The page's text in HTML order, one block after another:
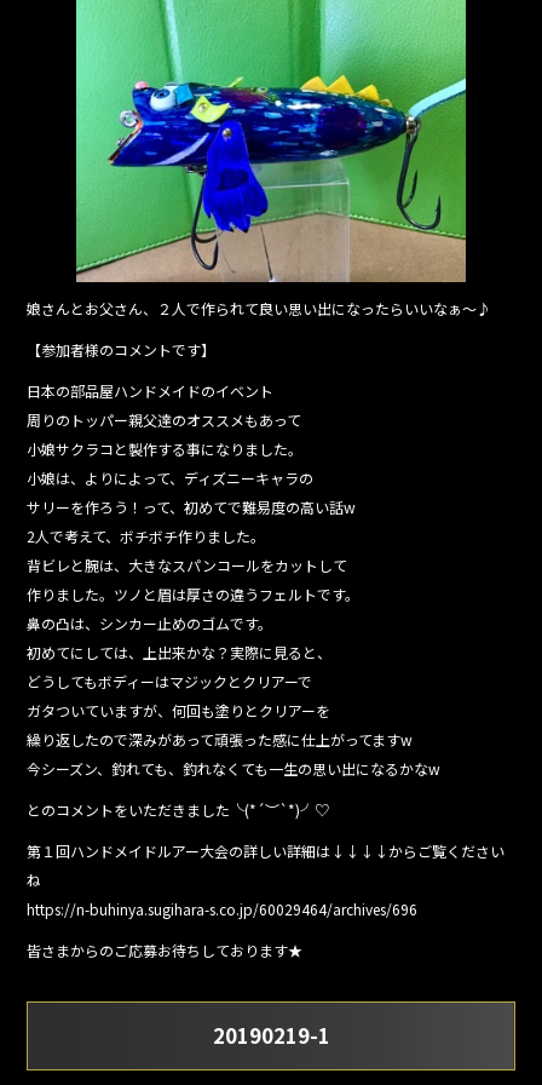
娘さんとお父さん、２人で作られて良い思い出になったらいいなぁ〜♪
【参加者様のコメントです】
日本の部品屋ハンドメイドのイベント
周りのトッパー親父達のオススメもあって
小娘サクラコと製作する事になりました。
小娘は、よりによって、ディズニーキャラの
サリーを作ろう！って、初めてで難易度の高い話w
2人で考えて、ボチボチ作りました。
背ビレと腕は、大きなスパンコールをカットして
作りました。ツノと眉は厚さの違うフェルトです。
鼻の凸は、シンカー止めのゴムです。
初めてにしては、上出来かな？実際に見ると、
どうしてもボディーはマジックとクリアーで
ガタついていますが、何回も塗りとクリアーを
繰り返したので深みがあって頑張った感に仕上がってますw
今シーズン、釣れても、釣れなくても一生の思い出になるかなw
とのコメントをいただきました╰(*´︶`*)╯♡
第１回ハンドメイドルアー大会の詳しい詳細は↓↓↓↓からご覧ください
ね
https://n-buhinya.sugihara-s.co.jp/60029464/archives/696
皆さまからのご応募お待ちしております★
20190219-1